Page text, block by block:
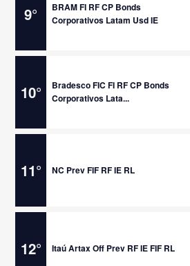
9°
BRAM FI RF CP Bonds
Corporativos Latam Usd IE
10°
Bradesco FIC FI RF CP Bonds
Corporativos Lata...
11° NC Prev FIF RF IE RL
12° Itaú Artax Off Prev RF IE FIF RL